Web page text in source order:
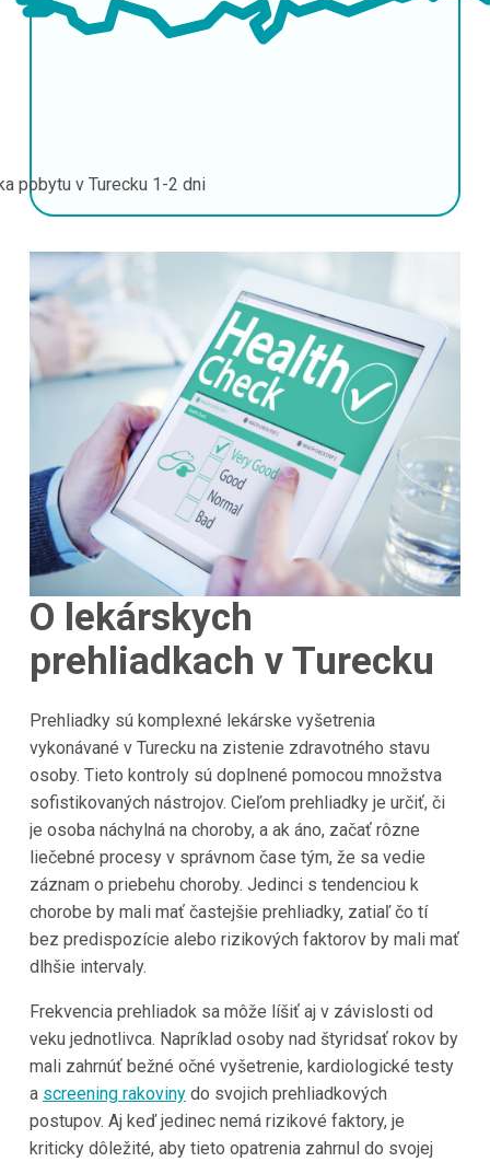
pobytu v Turecku 1-2 dni
O lekárskych
prehliadkach v Turecku
Prehliadky sú komplexné lekárske vyšetrenia
vykonávané v Turecku na zistenie zdravotného stavu
osoby. Tieto kontroly sú doplnené pomocou množstva
sofistikovaných nástrojov. Cieľom prehliadky je určiť, či
je osoba náchylná na choroby, a ak áno, začať rôzne
liečebné procesy v správnom čase tým, že sa vedie
záznam o priebehu choroby. Jedinci s tendenciou k
chorobe by mali mať častejšie prehliadky, zatiaľ čo tí
bez predispozície alebo rizikových faktorov by mali mať
dlhšie intervaly.
Frekvencia prehliadok sa môže líšiť aj v závislosti od
veku jednotlivca. Napríklad osoby nad štyridsať rokov by
mali zahrnúť bežné očné vyšetrenie, kardiologické testy
a screening rakovinydo svojich prehliadkových
postupov. Aj keď jedinec nemá rizikové faktory, je
kriticky dôležité, aby tieto opatrenia zahrnul do svojej